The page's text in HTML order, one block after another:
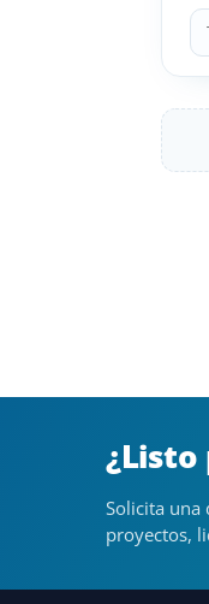
Solicita una
proyectos,